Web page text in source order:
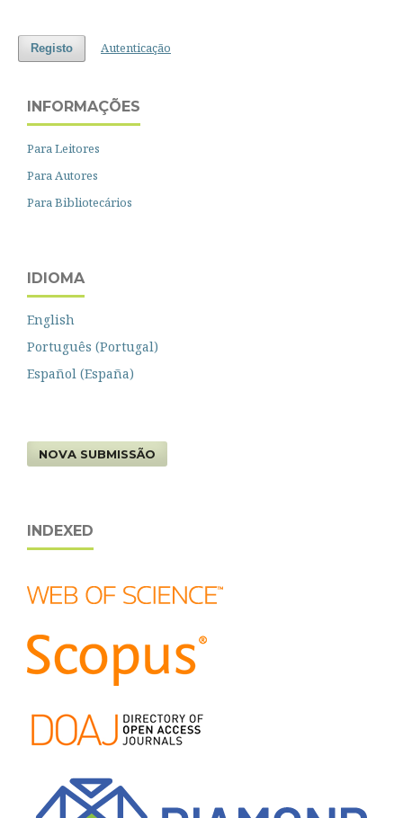
Registo Autenticação
INFORMAÇÕES
Para Leitores
Para Autores
Para Bibliotecários
IDIOMA
English
Português (Portugal)
Español (España)
NOVA SUBMISSÃO
INDEXED